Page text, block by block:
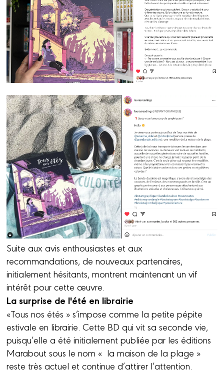
Suite aux avis enthousiastes et aux
recommandations, de nouveaux partenaires,
initialement hésitants, montrent maintenant un vif
intérêt pour cette œuvre.
La surprise de l'été en librairie
«Tous nos étés » s’impose comme la petite pépite
estivale en librairie. Cette BD qui vit sa seconde vie,
puisqu’elle a été initialement publiée par les éditions
Marabout sous le nom « la maison de la plage »
reste très actuel et continue d’attirer l’attention.